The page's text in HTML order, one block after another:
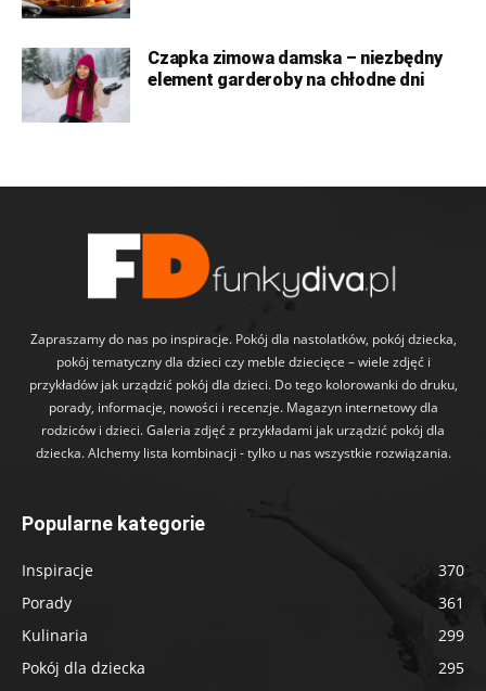
Czapka zimowa damska – niezbędny
element garderoby na chłodne dni
Zapraszamy do nas po inspiracje. Pokój dla nastolatków, pokój dziecka,
pokój tematyczny dla dzieci czy meble dziecięce – wiele zdjęć i
przykładów jak urządzić pokój dla dzieci. Do tego kolorowanki do druku,
porady, informacje, nowości i recenzje. Magazyn internetowy dla
rodziców i dzieci. Galeria zdjęć z przykładami jak urządzić pokój dla
dziecka. Alchemy lista kombinacji - tylko u nas wszystkie rozwiązania.
Popularne kategorie
Inspiracje
370
Porady
361
Kulinaria
299
Pokój dla dziecka
295